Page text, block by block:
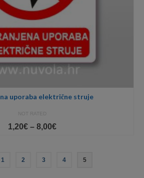
uporaba električne struje
NOT RATED
1,20€ – 8,00€Price
through
1 2 3 4 5